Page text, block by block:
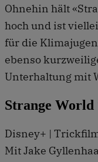
Ohnehin hält
hoch und ist
für die
ebenso
Unterhaltung mit
Strange
Disney+ |
Mit Jake